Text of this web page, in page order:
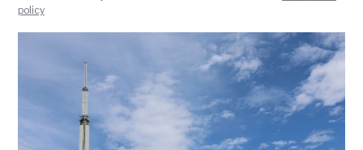
policy